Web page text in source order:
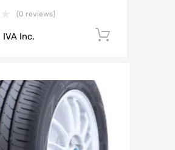
(0 reviews)
IVA Inc.